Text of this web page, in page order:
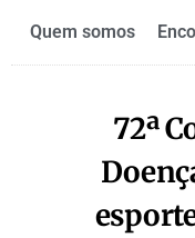
Quem somos
72ª